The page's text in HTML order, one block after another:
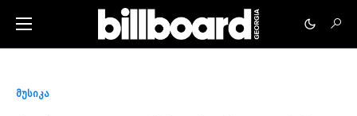
მუსიკა